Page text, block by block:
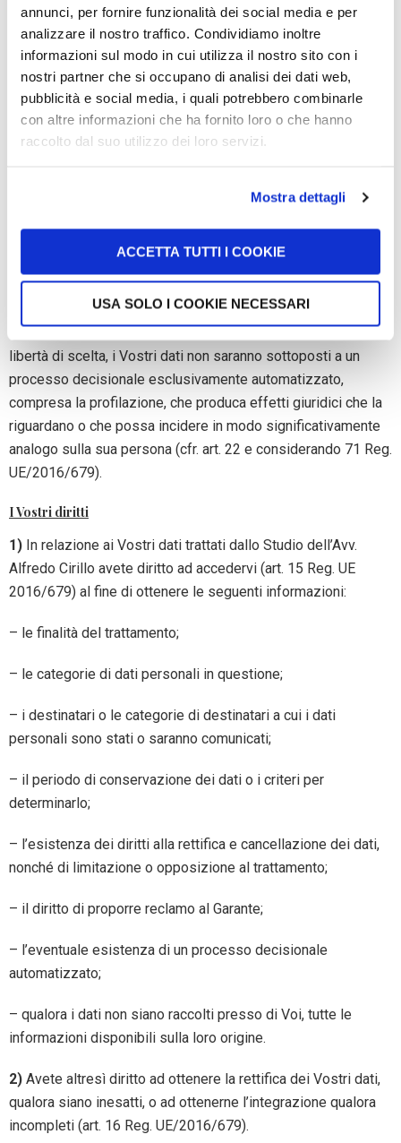
annunci, per fornire funzionalità dei social media e per
analizzare il nostro traffico. Condividiamo inoltre
informazioni sul modo in cui utilizza il nostro sito con i
nostri partner che si occupano di analisi dei dati web,
pubblicità e social media, i quali potrebbero combinarle
con altre informazioni che ha fornito loro o che hanno
raccolto dal suo utilizzo dei loro servizi.
Mostra dettagli
ACCETTA TUTTI I COOKIE
USA SOLO I COOKIE NECESSARI
Hanno accesso ai Vostri dati personali esclusivamente gli
avvocati, praticanti avvocato, collaboratori e dipendenti dello
Studio a ciò autorizzati nonché nei limiti delle mansioni ad
essi assegnate, i quali possiedono formazione
professionale in materia di privacy con aggiornamento
periodico.
della nostra attività potrà essere effettuato anche da
Processi decisionali automatizzati e profilazione
libertà di scelta, i Vostri dati non saranno sottoposti a un
processo decisionale esclusivamente automatizzato,
compresa la profilazione, che produca effetti giuridici che la
riguardano o che possa incidere in modo significativamente
analogo sulla sua persona (cfr. art. 22 e considerando 71 Reg.
UE/2016/679).
I Vostri diritti
1) In relazione ai Vostri dati trattati dallo Studio dell’Avv.
Alfredo Cirillo avete diritto ad accedervi (art. 15 Reg. UE
2016/679) al fine di ottenere le seguenti informazioni:
– le finalità del trattamento;
– le categorie di dati personali in questione;
– i destinatari o le categorie di destinatari a cui i dati
personali sono stati o saranno comunicati;
– il periodo di conservazione dei dati o i criteri per
determinarlo;
– l’esistenza dei diritti alla rettifica e cancellazione dei dati,
nonché di limitazione o opposizione al trattamento;
– il diritto di proporre reclamo al Garante;
– l’eventuale esistenza di un processo decisionale
automatizzato;
– qualora i dati non siano raccolti presso di Voi, tutte le
informazioni disponibili sulla loro origine.
2) Avete altresì diritto ad ottenere la rettifica dei Vostri dati,
qualora siano inesatti, o ad ottenerne l’integrazione qualora
incompleti (art. 16 Reg. UE/2016/679).